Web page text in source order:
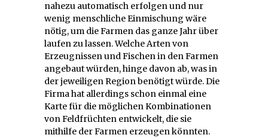
nahezu automatisch erfolgen und nur
wenig menschliche Einmischung wäre
nötig, um die Farmen das ganze Jahr über
laufen zu lassen. Welche Arten von
Erzeugnissen und Fischen in den Farmen
angebaut würden, hinge davon ab, was in
der jeweiligen Region benötigt würde. Die
Firma hat allerdings schon einmal eine
Karte für die möglichen Kombinationen
von Feldfrüchten entwickelt, die sie
mithilfe der Farmen erzeugen könnten.